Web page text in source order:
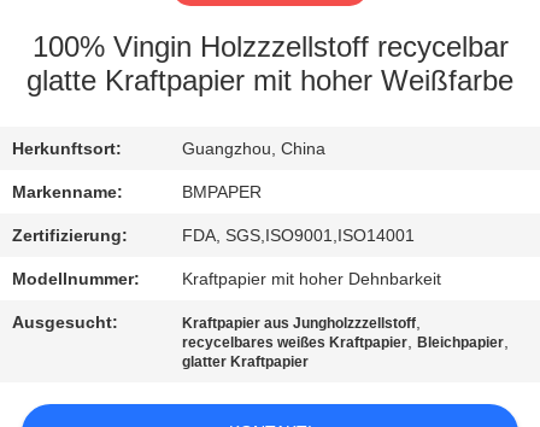
QUALITÄTSKONTROLLE
TRETEN
SIE
MIT
UNS
IN
VERBINDUNG
100% Vingin Holzzzellstoff recycelbar
glatte Kraftpapier mit hoher Weißfarbe
Herkunftsort: Guangzhou, China
Markenname: BMPAPER
Zertifizierung: FDA, SGS,ISO9001,ISO14001
Modellnummer: Kraftpapier mit hoher Dehnbarkeit
Ausgesucht: Kraftpapier aus Jungholzzzellstoff,
recycelbares weißes Kraftpapier,Bleichpapier,
glatter Kraftpapier